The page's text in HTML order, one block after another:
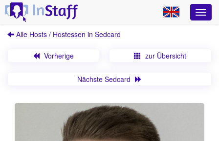
Alle Hosts / Hostessen in Sedcard
Vorherige zur Übersicht
Nächste Sedcard